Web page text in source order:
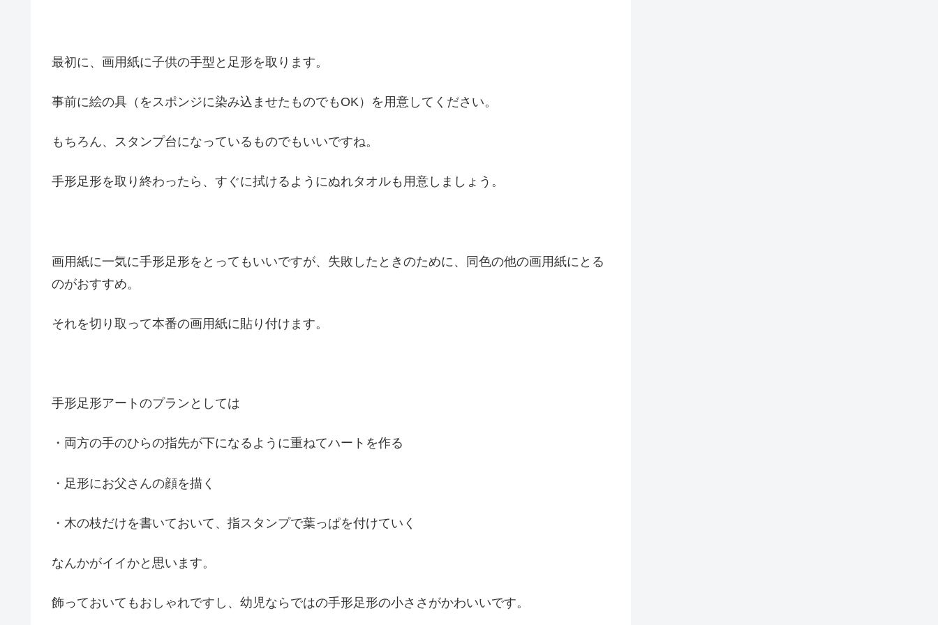
最初に、画用紙に子供の手型と足形を取ります。
事前に絵の具（をスポンジに染み込ませたものでもOK）を用意してください。
もちろん、スタンプ台になっているものでもいいですね。
手形足形を取り終わったら、すぐに拭けるようにぬれタオルも用意しましょう。
画用紙に一気に手形足形をとってもいいですが、失敗したときのために、同色の他の画用紙にとる
のがおすすめ。
それを切り取って本番の画用紙に貼り付けます。
手形足形アートのプランとしては
・両方の手のひらの指先が下になるように重ねてハートを作る
・足形にお父さんの顔を描く
・木の枝だけを書いておいて、指スタンプで葉っぱを付けていく
なんかがイイかと思います。
飾っておいてもおしゃれですし、幼児ならではの手形足形の小ささがかわいいです。